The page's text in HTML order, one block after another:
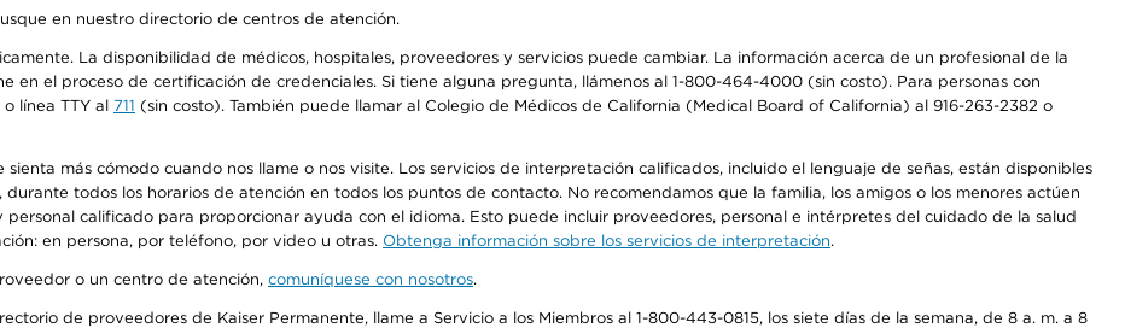
en nuestro directorio de centros de atención.
La disponibilidad de médicos, hospitales, proveedores y servicios puede cambiar. La información acerca de un profesional de la
en el proceso de certificación de credenciales. Si tiene alguna pregunta, llámenos al 1-800-464-4000 (sin costo). Para personas con
línea TTY al 711 (sin costo). También puede llamar al Colegio de Médicos de California (Medical Board of California) al 916-263-2382 o
más cómodo cuando nos llame o nos visite. Los servicios de interpretación calificados, incluido el lenguaje de señas, están disponibles
todos los horarios de atención en todos los puntos de contacto. No recomendamos que la familia, los amigos o los menores actúen
calificado para proporcionar ayuda con el idioma. Esto puede incluir proveedores, personal e intérpretes del cuidado de la salud
en persona, por teléfono, por video u otras. Obtenga información sobre los servicios de interpretación.
o un centro de atención, comuníquese con nosotros.
de proveedores de Kaiser Permanente, llame a Servicio a los Miembros al 1-800-443-0815, los siete días de la semana, de 8 a. m. a 8